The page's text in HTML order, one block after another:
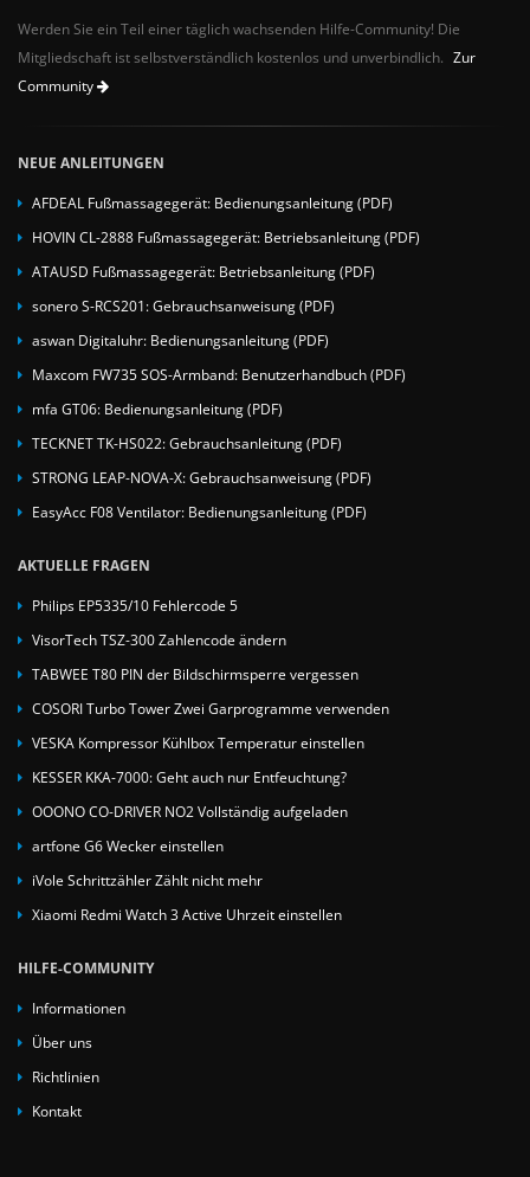
Werden Sie ein Teil einer täglich wachsenden Hilfe-Community! Die
Mitgliedschaft ist selbstverständlich kostenlos und unverbindlich. Zur
Community
NEUE ANLEITUNGEN
AFDEAL Fußmassagegerät: Bedienungsanleitung (PDF)
HOVIN CL-2888 Fußmassagegerät: Betriebsanleitung (PDF)
ATAUSD Fußmassagegerät: Betriebsanleitung (PDF)
sonero S-RCS201: Gebrauchsanweisung (PDF)
aswan Digitaluhr: Bedienungsanleitung (PDF)
Maxcom FW735 SOS-Armband: Benutzerhandbuch (PDF)
mfa GT06: Bedienungsanleitung (PDF)
TECKNET TK-HS022: Gebrauchsanleitung (PDF)
STRONG LEAP-NOVA-X: Gebrauchsanweisung (PDF)
EasyAcc F08 Ventilator: Bedienungsanleitung (PDF)
AKTUELLE FRAGEN
Philips EP5335/10 Fehlercode 5
VisorTech TSZ-300 Zahlencode ändern
TABWEE T80 PIN der Bildschirmsperre vergessen
COSORI Turbo Tower Zwei Garprogramme verwenden
VESKA Kompressor Kühlbox Temperatur einstellen
KESSER KKA-7000: Geht auch nur Entfeuchtung?
OOONO CO-DRIVER NO2 Vollständig aufgeladen
artfone G6 Wecker einstellen
iVole Schrittzähler Zählt nicht mehr
Xiaomi Redmi Watch 3 Active Uhrzeit einstellen
HILFE-COMMUNITY
Informationen
Über uns
Richtlinien
Kontakt